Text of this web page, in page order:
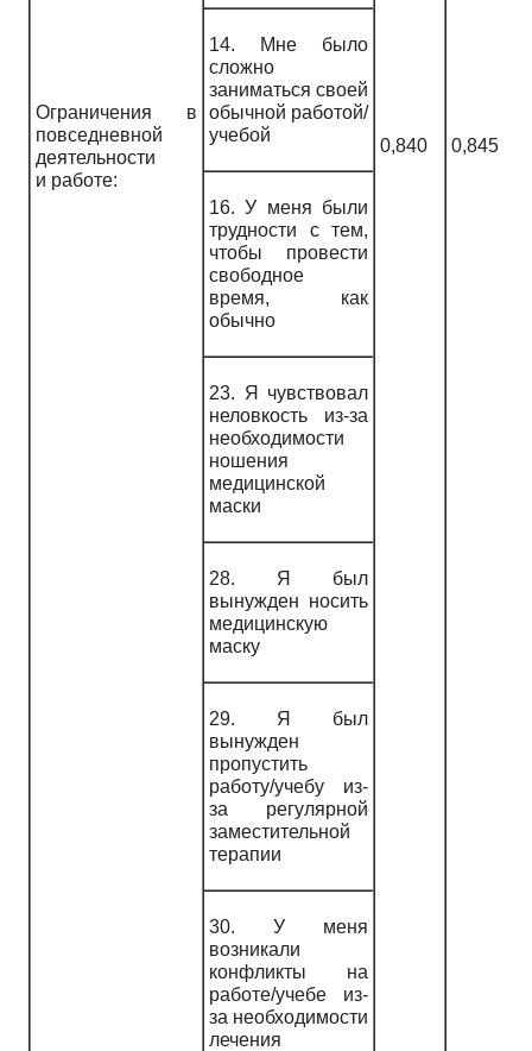
Ограничения в
повседневной
деятельности
и работе:
0,840 0,845
14. Мне было
сложно
заниматься своей
обычной работой/
учебой
16. У меня были
трудности с тем,
чтобы провести
свободное
время, как
обычно
23. Я чувствовал
неловкость из-за
необходимости
ношения
медицинской
маски
28. Я был
вынужден носить
медицинскую
маску
29. Я был
вынужден
пропустить
работу/учебу из-
за регулярной
заместительной
терапии
30. У меня
возникали
конфликты на
работе/учебе из-
за необходимости
лечения